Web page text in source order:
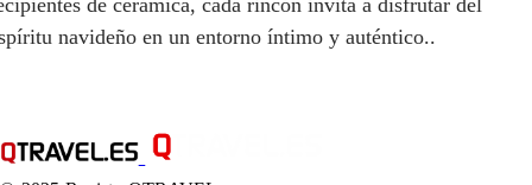
navideño en un entorno íntimo y auténtico..